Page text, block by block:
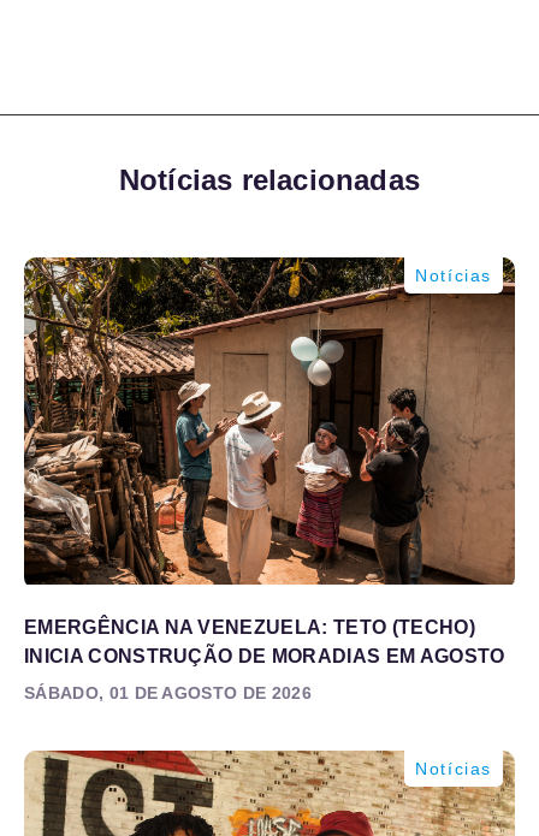
Notícias relacionadas
Notícias
EMERGÊNCIA NA VENEZUELA: TETO (TECHO)
INICIA CONSTRUÇÃO DE MORADIAS EM AGOSTO
SÁBADO, 01 DE AGOSTO DE 2026
Notícias